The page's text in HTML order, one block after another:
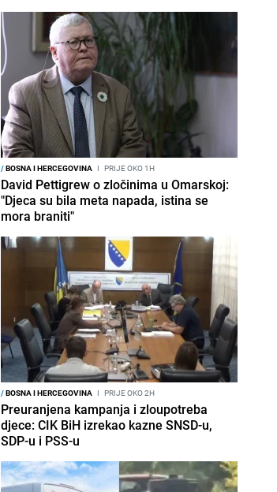
/BOSNA I HERCEGOVINA I PRIJE OKO 1H
David Pettigrew o zločinima u Omarskoj:
"Djeca su bila meta napada, istina se
mora braniti"
/BOSNA I HERCEGOVINA I PRIJE OKO 2H
Preuranjena kampanja i zloupotreba
djece: CIK BiH izrekao kazne SNSD-u,
SDP-u i PSS-u